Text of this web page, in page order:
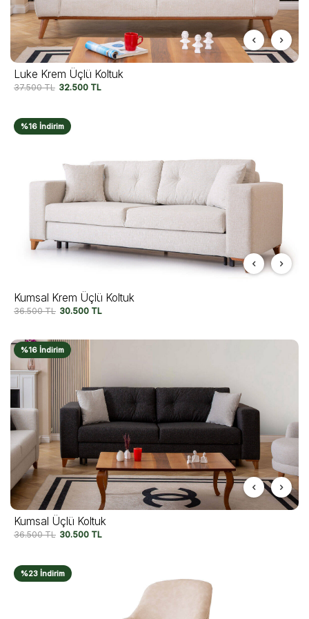
Luke Krem Üçlü Koltuk
37.500TL 32.500 TL
%16 İndirim
Kumsal Krem Üçlü Koltuk
36.500TL 30.500 TL
%16 İndirim
Kumsal Üçlü Koltuk
36.500TL 30.500 TL
%23 İndirim